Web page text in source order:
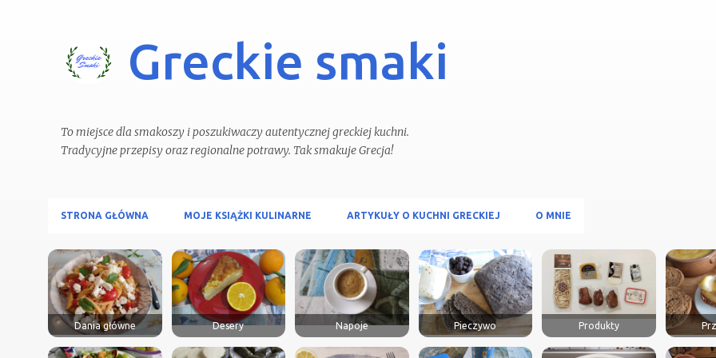
Greckie smaki
To miejsce dla smakoszy i poszukiwaczy autentycznej greckiej kuchni.
STRONA GŁÓWNA MOJE KSIĄŻKI KULINARNE ARTYKUŁY O KUCHNI GRECKIEJ O MNIE
Dania główne Desery Napoje Pieczywo Produkty